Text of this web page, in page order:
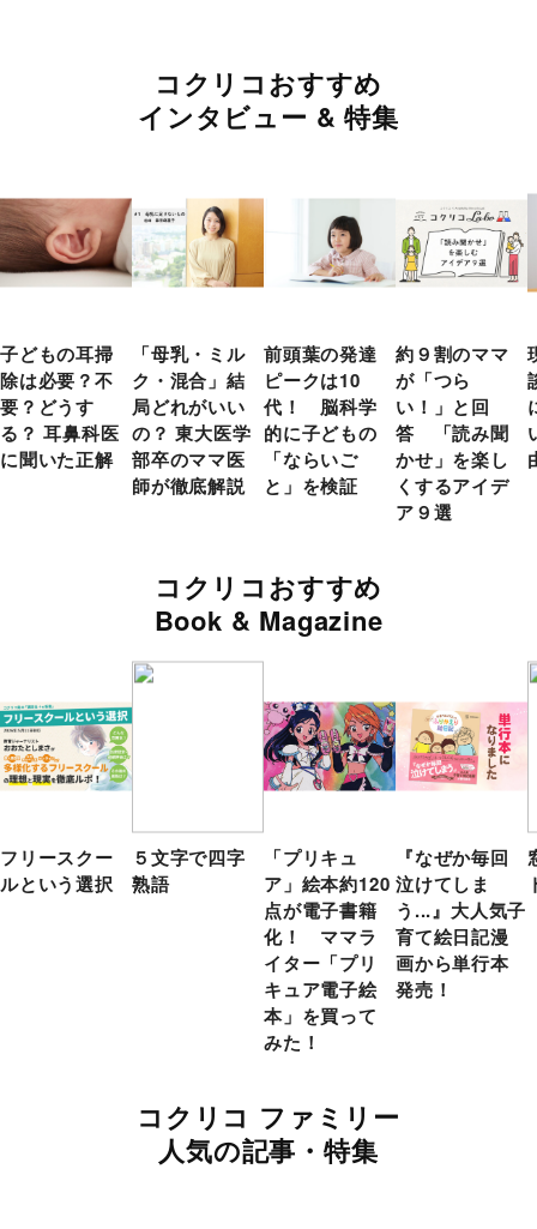
コクリコおすすめ
インタビュー & 特集
子どもの耳掃
除は必要？不
要？どうす
る？ 耳鼻科医
に聞いた正解
「母乳・ミル
ク・混合」結
局どれがいい
の？ 東大医学
部卒のママ医
師が徹底解説
前頭葉の発達
ピークは10
代！ 脳科学
的に子どもの
「ならいご
と」を検証
約９割のママ
が「つら
い！」と回
答 「読み聞
かせ」を楽し
くするアイデ
ア９選
コクリコおすすめ
Book & Magazine
フリースクー
ルという選択
５文字で四字
熟語
「プリキュ
ア」絵本約120
点が電子書籍
化！ ママラ
イター「プリ
キュア電子絵
本」を買って
みた！
『なぜか毎回
泣けてしま
う...』大人気子
育て絵日記漫
画から単行本
発売！
コクリコ ファミリー
人気の記事・特集